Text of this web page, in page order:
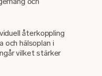
återkoppling
och hälsoplan i
vilket stärker